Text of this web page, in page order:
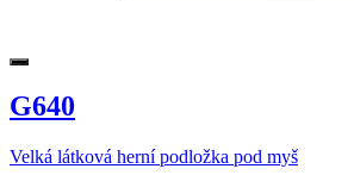
G640
Velká látková herní podložka pod myš